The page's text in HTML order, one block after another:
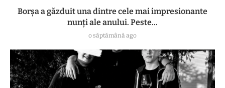
Borșa a găzduit una dintre cele mai impresionante
nunți ale anului. Peste...
o săptămână ago